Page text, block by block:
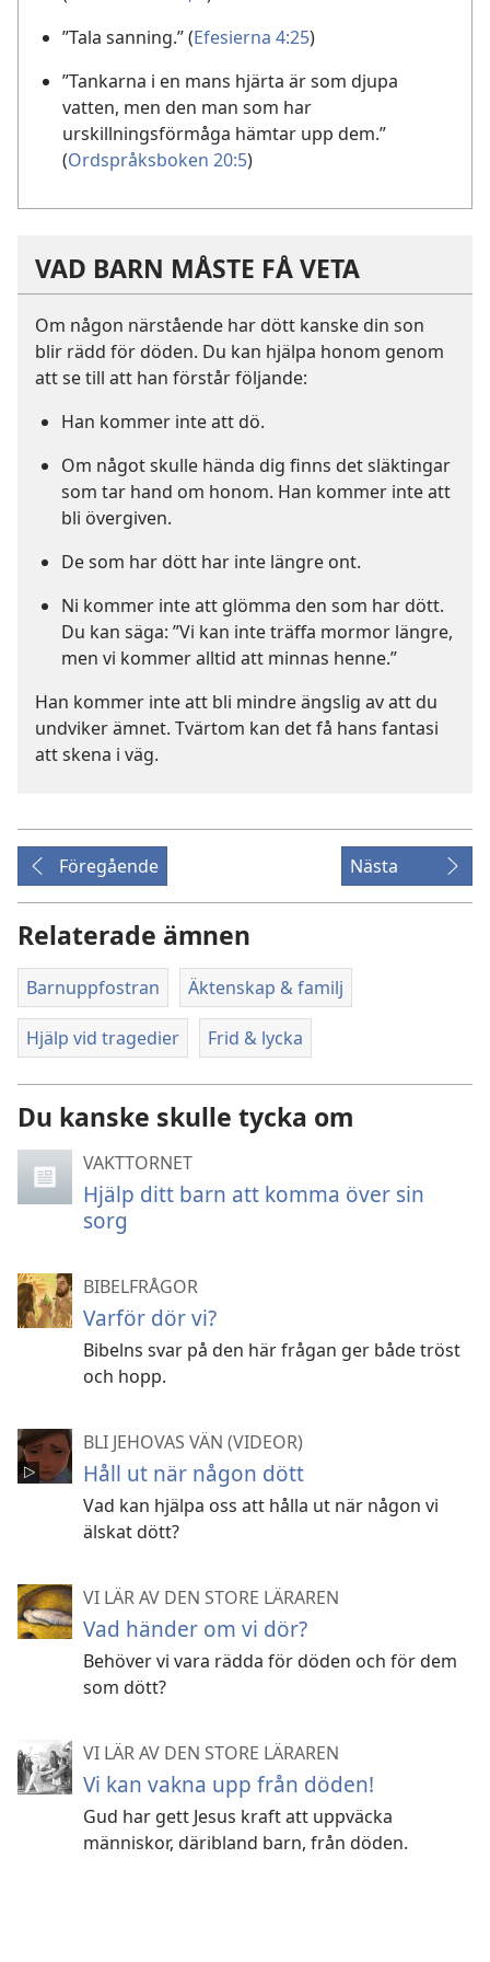
”Tala sanning.” (Efesierna 4:25)
”Tankarna i en mans hjärta är som djupa
vatten, men den man som har
urskillningsförmåga hämtar upp dem.”
(Ordspråksboken 20:5)
VAD BARN MÅSTE FÅ VETA
Om någon närstående har dött kanske din son
blir rädd för döden. Du kan hjälpa honom genom
att se till att han förstår följande:
Han kommer inte att dö.
Om något skulle hända dig finns det släktingar
som tar hand om honom. Han kommer inte att
bli övergiven.
De som har dött har inte längre ont.
Ni kommer inte att glömma den som har dött.
Du kan säga: ”Vi kan inte träffa mormor längre,
men vi kommer alltid att minnas henne.”
Han kommer inte att bli mindre ängslig av att du
undviker ämnet. Tvärtom kan det få hans fantasi
att skena i väg.
Föregående Nästa
Relaterade ämnen
Barnuppfostran Äktenskap & familj
Hjälp vid tragedier Frid & lycka
Du kanske skulle tycka om
VAKTTORNET
Hjälp ditt barn att komma över sin
sorg
BIBELFRÅGOR
Varför dör vi?
Bibelns svar på den här frågan ger både tröst
och hopp.
BLI JEHOVAS VÄN (VIDEOR)
Håll ut när någon dött
Vad kan hjälpa oss att hålla ut när någon vi
älskat dött?
VI LÄR AV DEN STORE LÄRAREN
Vad händer om vi dör?
Behöver vi vara rädda för döden och för dem
som dött?
VI LÄR AV DEN STORE LÄRAREN
Vi kan vakna upp från döden!
Gud har gett Jesus kraft att uppväcka
människor, däribland barn, från döden.